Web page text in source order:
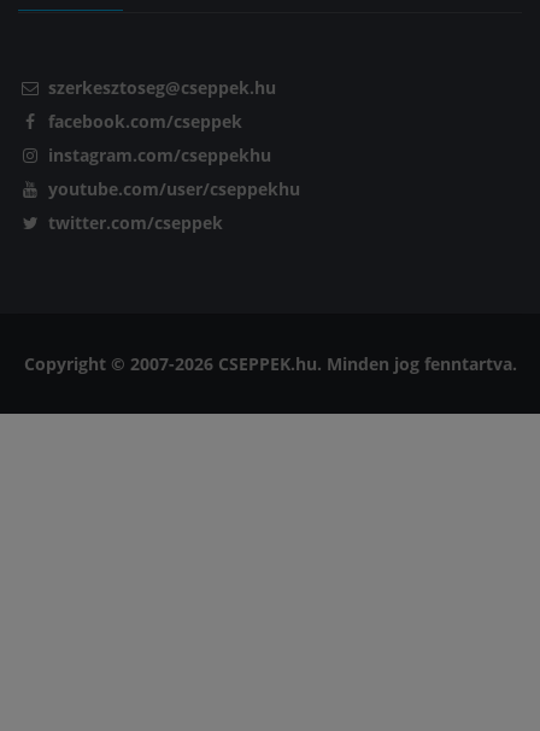
szerkesztoseg@cseppek.hu
facebook.com/cseppek
instagram.com/cseppekhu
youtube.com/user/cseppekhu
twitter.com/cseppek
Copyright © 2007-2026 CSEPPEK.hu. Minden jog fenntartva.